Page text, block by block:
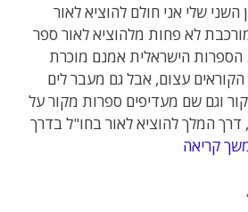
שלי אני חולם להוציא לאור
לא פחות מלהוציא לאור ספר
הספרות הישראלית אמנם מוכרת
עצום, אבל גם מעבר לים
וגם שם מעדיפים ספרות מקור על
המלך להוציא לאור בחו"ל בדרך
קריאה